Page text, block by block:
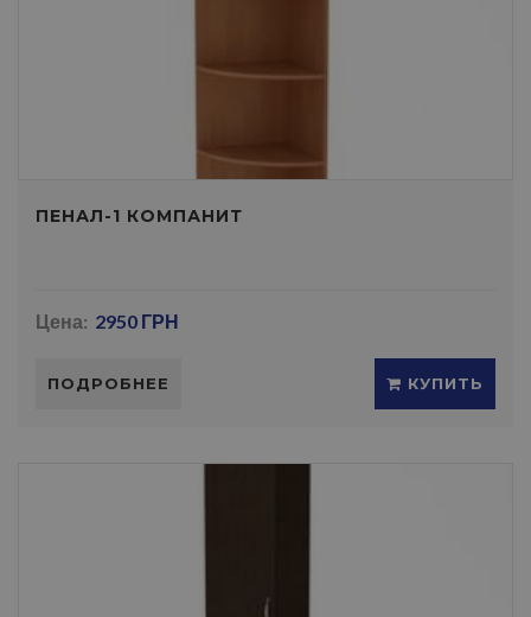
ПЕНАЛ-1 КОМПАНИТ
Цена: 2950 ГРН
ПОДРОБНЕЕ КУПИТЬ